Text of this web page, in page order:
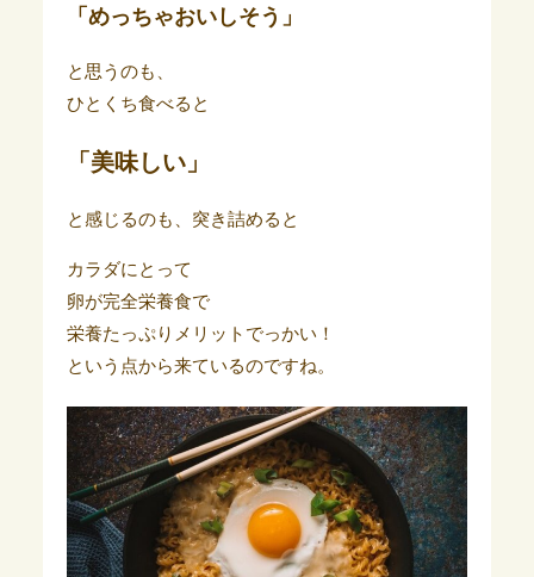
「めっちゃおいしそう」
と思うのも、
ひとくち食べると
「美味しい」
と感じるのも、突き詰めると
カラダにとって
卵が完全栄養食で
栄養たっぷりメリットでっかい！
という点から来ているのですね。